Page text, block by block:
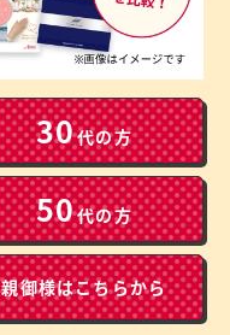
30代の方
50代の方
親御様はこちらから